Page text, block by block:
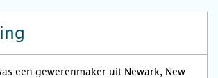
een gewerenmaker uit Newark, New